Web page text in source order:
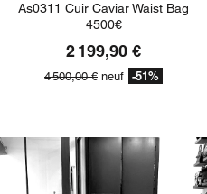
As0311 Cuir Caviar Waist Bag
4500€
2 199,90 €
4 500,00 € neuf -51%